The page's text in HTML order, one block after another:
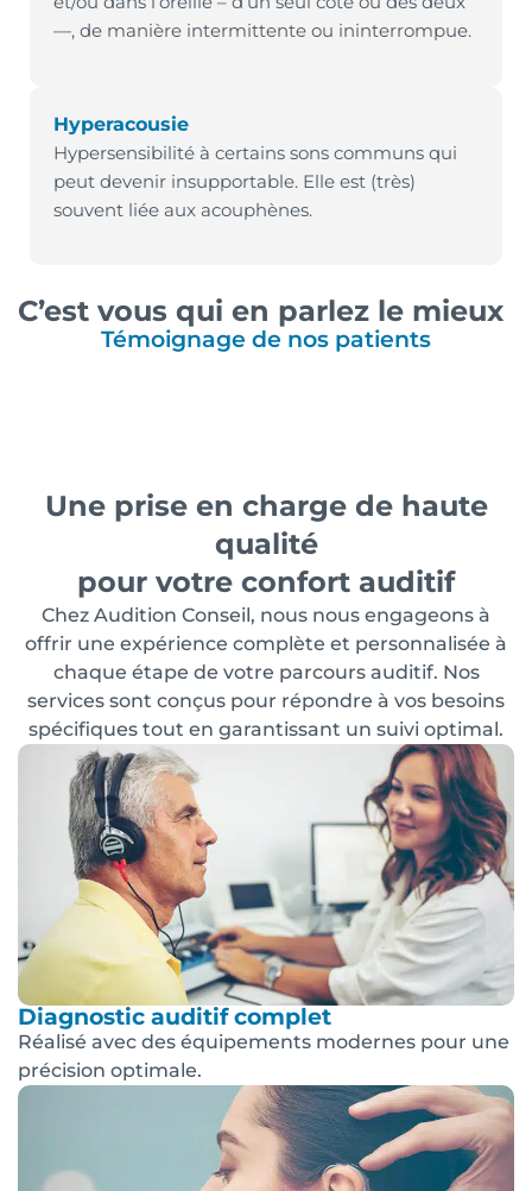
—, de manière intermittente ou ininterrompue.
Hyperacousie
Hypersensibilité à certains sons communs qui
peut devenir insupportable. Elle est (très)
souvent liée aux acouphènes.
C’est vous qui en parlez le mieux
Témoignage de nos patients
Une prise en charge de haute
qualité
pour votre confort auditif
Chez Audition Conseil, nous nous engageons à
offrir une expérience complète et personnalisée à
chaque étape de votre parcours auditif. Nos
services sont conçus pour répondre à vos besoins
spécifiques tout en garantissant un suivi optimal.
Diagnostic auditif complet
Réalisé avec des équipements modernes pour une
précision optimale.